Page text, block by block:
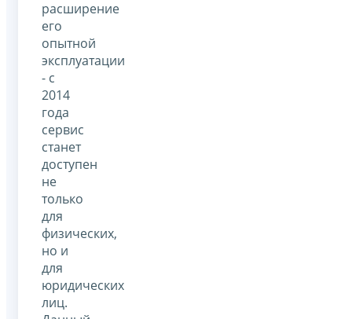
расширение
его
опытной
эксплуатации
- с
2014
года
сервис
станет
доступен
не
только
для
физических,
но и
для
юридических
лиц.